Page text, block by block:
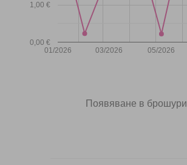
01/2026 03/2026 05/2026
0,00 €
1,00 €
Появяване в брошури